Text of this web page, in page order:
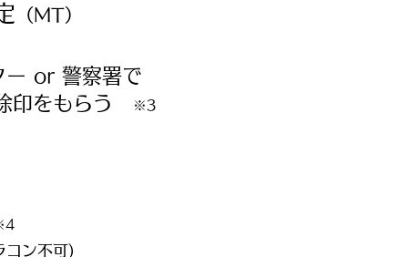
（MT）
ー or 警察署で
印をもらう
※3
コン不可)